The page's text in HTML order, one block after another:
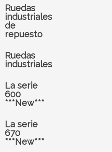
Ruedas
industriales
de
repuesto
Ruedas
industriales
La serie
600
***New***
La serie
670
***New***